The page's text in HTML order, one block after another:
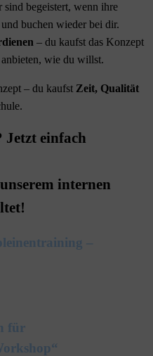
sind begeistert, wenn ihre
buchen wieder bei dir.
– du kaufst das Konzept
wie du willst.
– du kaufst Zeit, Qualität
Jetzt einfach
internen
–
für